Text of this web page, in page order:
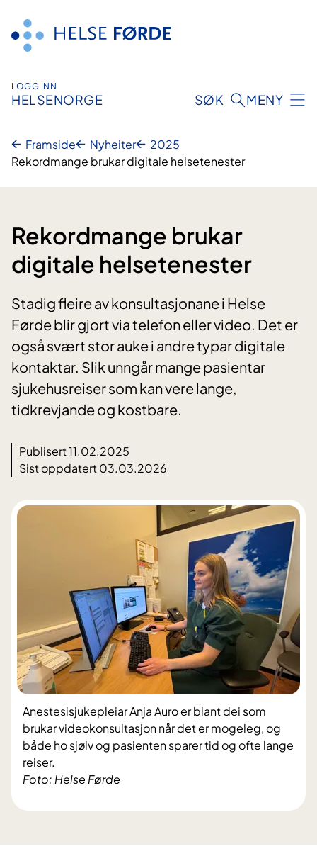
innhald
LOGG INN
HELSENORGE SØK MENY
Framside Nyheiter
2025
Rekordmange brukar digitale helsetenester
Rekordmange brukar
digitale helsetenester
Stadig fleire av konsultasjonane i Helse
Førde blir gjort via telefon eller video. Det er
også svært stor auke i andre typar digitale
kontaktar. Slik unngår mange pasientar
sjukehusreiser som kan vere lange,
tidkrevjande og kostbare.
Publisert 11.02.2025
Sist oppdatert 03.03.2026
Foto: Helse Førde
Anestesisjukepleiar Anja Auro er blant dei som
brukar videokonsultasjon når det er mogeleg, og
både ho sjølv og pasienten sparer tid og ofte lange
reiser.